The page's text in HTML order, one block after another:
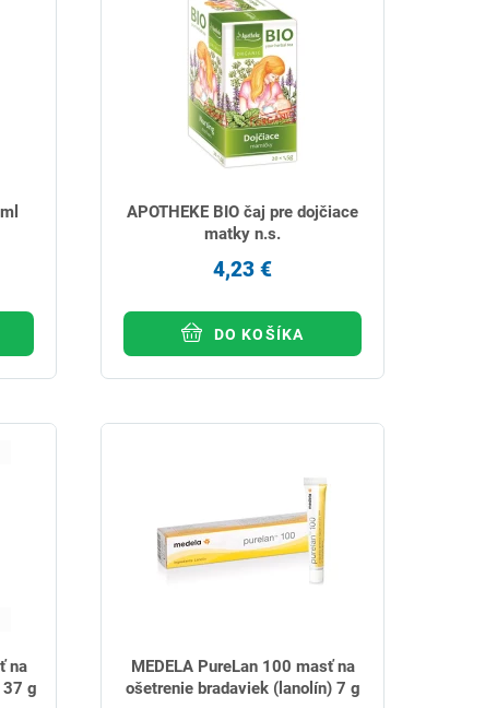
APOTHEKE BIO čaj pre dojčiace
matky n.s.
4,23 €
DO KOŠÍKA
na
37 g
MEDELA PureLan 100 masť na
ošetrenie bradaviek (lanolín) 7 g